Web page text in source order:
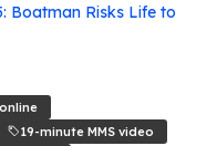
Boatman Risks Life to
19-minute MMS video